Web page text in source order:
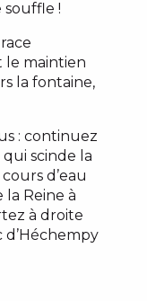
souffle !
le maintien
la fontaine,
: continuez
scinde la
d’eau
Reine à
à droite